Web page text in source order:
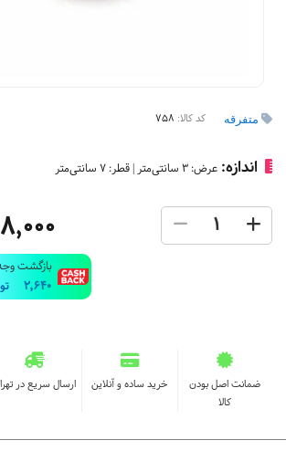
متفرقه کد کالا:
اندازه: عرض: 3 سانتی‌متر | قطر: 7 سانتی‌متر
بازگشت
2,640
ضمانت اصل بودن
کالا
خرید ساده و آنلاین ارسال سریع در